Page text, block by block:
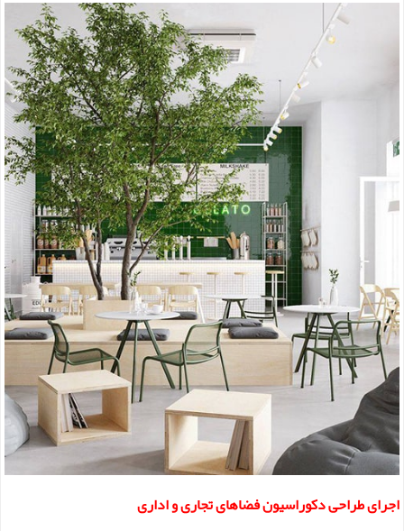
اجرای طراحی دکوراسیون فضاهای تجاری و اداری